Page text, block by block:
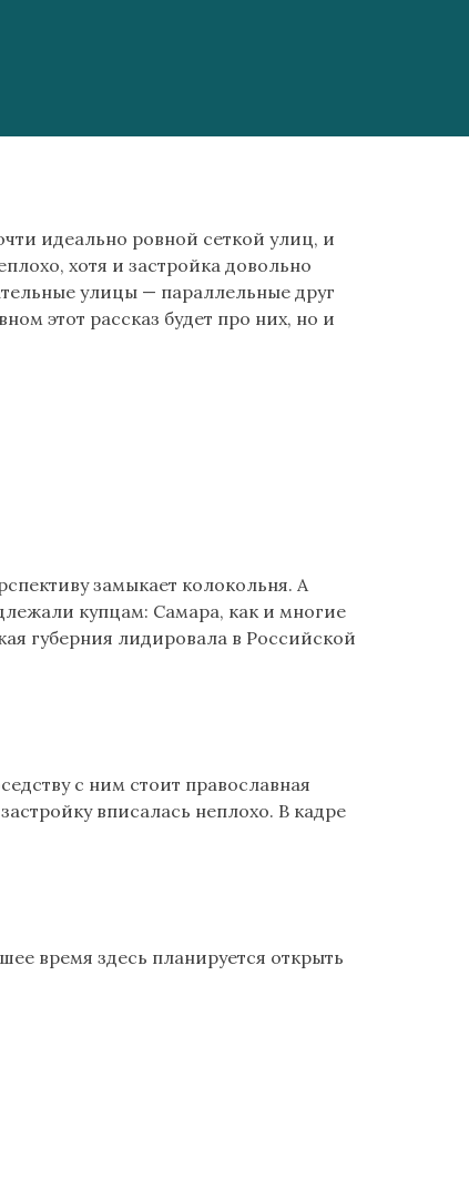
идеально ровной сеткой улиц, и
хотя и застройка довольно
улицы — параллельные друг
этот рассказ будет про них, но и
замыкает колокольня. А
купцам: Самара, как и многие
губерния лидировала в Российской
с ним стоит православная
вписалась неплохо. В кадре
время здесь планируется открыть